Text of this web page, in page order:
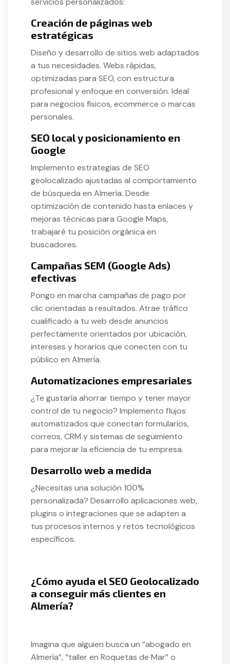
Creación de páginas web
estratégicas
Diseño y desarrollo de sitios web adaptados
a tus necesidades. Webs rápidas,
optimizadas para SEO, con estructura
profesional y enfoque en conversión. Ideal
para negocios físicos, ecommerce o marcas
personales.
SEO local y posicionamiento en
Google
Implemento estrategias de SEO
geolocalizado ajustadas al comportamiento
de búsqueda en Almería. Desde
optimización de contenido hasta enlaces y
mejoras técnicas para Google Maps,
trabajaré tu posición orgánica en
buscadores.
Campañas SEM (Google Ads)
efectivas
Pongo en marcha campañas de pago por
clic orientadas a resultados. Atrae tráfico
cualificado a tu web desde anuncios
perfectamente orientados por ubicación,
intereses y horarios que conecten con tu
público en Almería.
Automatizaciones empresariales
¿Te gustaría ahorrar tiempo y tener mayor
control de tu negocio? Implemento flujos
automatizados que conectan formularios,
correos, CRM y sistemas de seguimiento
para mejorar la eficiencia de tu empresa.
Desarrollo web a medida
¿Necesitas una solución 100%
personalizada? Desarrollo aplicaciones web,
plugins o integraciones que se adapten a
tus procesos internos y retos tecnológicos
específicos.
¿Cómo ayuda el SEO Geolocalizado
a conseguir más clientes en
Almería?
Imagina que alguien busca un “abogado en
Almería”, “taller en Roquetas de Mar” o